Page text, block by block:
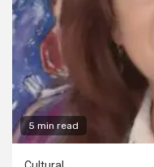
5 min read